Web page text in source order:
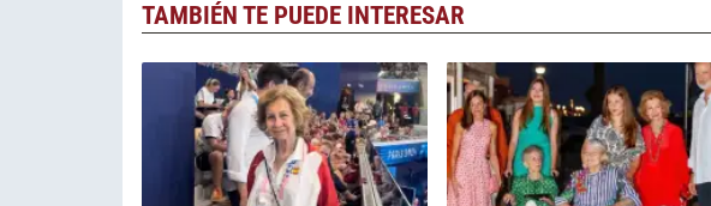
TAMBIÉN TE PUEDE INTERESAR